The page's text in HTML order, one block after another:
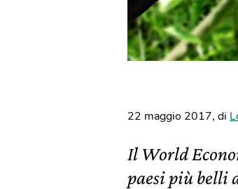
22 maggio 2017, di
Il World
paesi più belli